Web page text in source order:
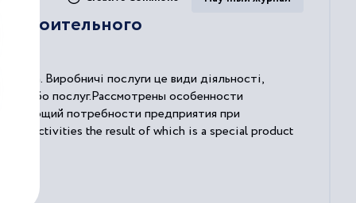
Виробничі послуги це види діяльності,
або послуг.Рассмотрены особенности
потребности предприятия при
the activities the result of which is a special product